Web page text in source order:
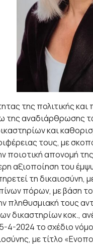
της πολιτικής και
της αναδιάρθρωσης
και
τους, με
ποιοτική απονομή
αξιοποίηση του
τη δικαιοσύνη,
πόρων, με βάση
πληθυσμιακή τους
δικαστηρίων κοκ.,
4-2024 το σχέδιο
με τίτλο